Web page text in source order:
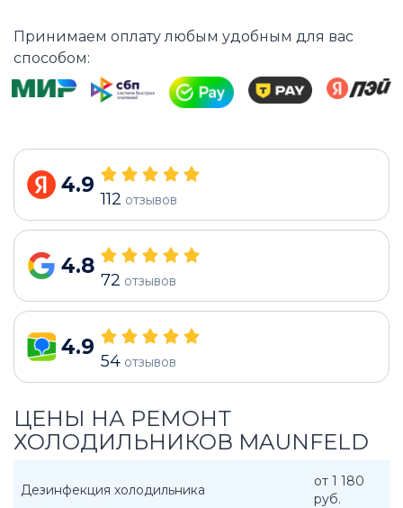
Принимаем оплату любым удобным для вас
способом:
4.9
112 отзывов
4.8
72 отзывов
4.9
54 отзывов
ЦЕНЫ НА РЕМОНТ
ХОЛОДИЛЬНИКОВ MAUNFELD
Дезинфекция холодильника
от 1 180
руб.